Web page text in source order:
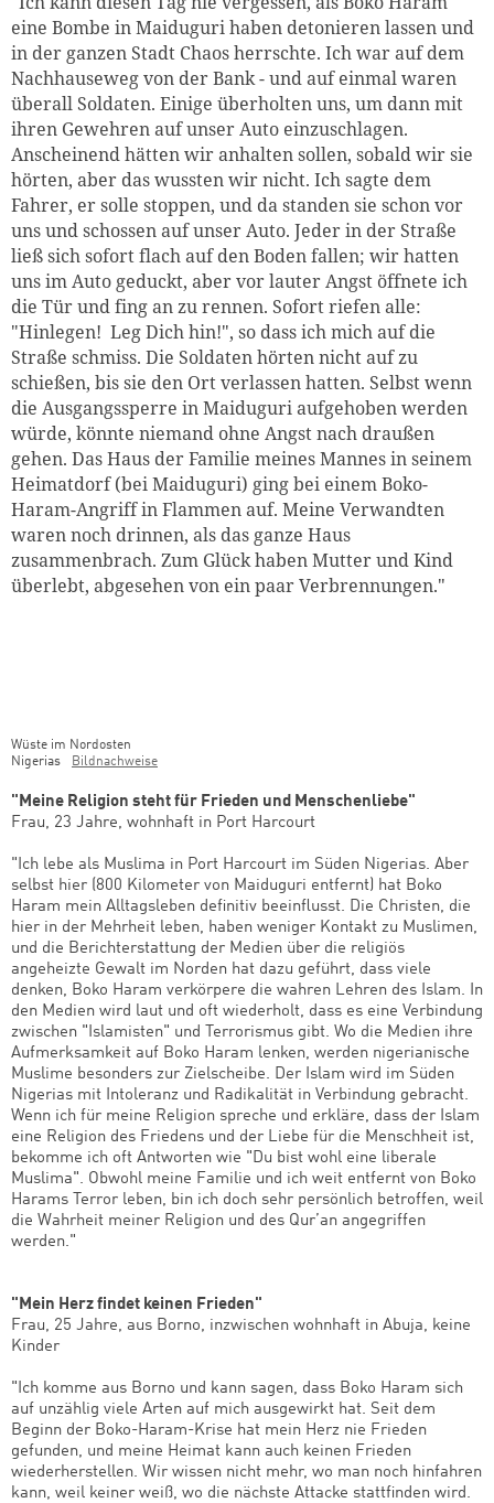
eine Bombe in Maiduguri haben detonieren lassen und
in der ganzen Stadt Chaos herrschte. Ich war auf dem
Nachhauseweg von der Bank - und auf einmal waren
überall Soldaten. Einige überholten uns, um dann mit
ihren Gewehren auf unser Auto einzuschlagen.
Anscheinend hätten wir anhalten sollen, sobald wir sie
hörten, aber das wussten wir nicht. Ich sagte dem
Fahrer, er solle stoppen, und da standen sie schon vor
uns und schossen auf unser Auto. Jeder in der Straße
ließ sich sofort flach auf den Boden fallen; wir hatten
uns im Auto geduckt, aber vor lauter Angst öffnete ich
die Tür und fing an zu rennen. Sofort riefen alle:
"Hinlegen! Leg Dich hin!", so dass ich mich auf die
Straße schmiss. Die Soldaten hörten nicht auf zu
schießen, bis sie den Ort verlassen hatten. Selbst wenn
die Ausgangssperre in Maiduguri aufgehoben werden
würde, könnte niemand ohne Angst nach draußen
gehen. Das Haus der Familie meines Mannes in seinem
Heimatdorf (bei Maiduguri) ging bei einem Boko-
Haram-Angriff in Flammen auf. Meine Verwandten
waren noch drinnen, als das ganze Haus
zusammenbrach. Zum Glück haben Mutter und Kind
überlebt, abgesehen von ein paar Verbrennungen."
Wüste im Nordosten
Nigerias
Bildnachweise
"Meine Religion steht für Frieden und Menschenliebe"
Frau, 23 Jahre, wohnhaft in Port Harcourt
"Ich lebe als Muslima in Port Harcourt im Süden Nigerias. Aber
selbst hier (800 Kilometer von Maiduguri entfernt) hat Boko
Haram mein Alltagsleben definitiv beeinflusst. Die Christen, die
hier in der Mehrheit leben, haben weniger Kontakt zu Muslimen,
und die Berichterstattung der Medien über die religiös
angeheizte Gewalt im Norden hat dazu geführt, dass viele
denken, Boko Haram verkörpere die wahren Lehren des Islam. In
den Medien wird laut und oft wiederholt, dass es eine Verbindung
zwischen "Islamisten" und Terrorismus gibt. Wo die Medien ihre
Aufmerksamkeit auf Boko Haram lenken, werden nigerianische
Muslime besonders zur Zielscheibe. Der Islam wird im Süden
Nigerias mit Intoleranz und Radikalität in Verbindung gebracht.
Wenn ich für meine Religion spreche und erkläre, dass der Islam
eine Religion des Friedens und der Liebe für die Menschheit ist,
bekomme ich oft Antworten wie "Du bist wohl eine liberale
Muslima". Obwohl meine Familie und ich weit entfernt von Boko
Harams Terror leben, bin ich doch sehr persönlich betroffen, weil
die Wahrheit meiner Religion und des Qur’an angegriffen
werden."
"Mein Herz findet keinen Frieden"
Frau, 25 Jahre, aus Borno, inzwischen wohnhaft in Abuja, keine
Kinder
"Ich komme aus Borno und kann sagen, dass Boko Haram sich
auf unzählig viele Arten auf mich ausgewirkt hat. Seit dem
Beginn der Boko-Haram-Krise hat mein Herz nie Frieden
gefunden, und meine Heimat kann auch keinen Frieden
wiederherstellen. Wir wissen nicht mehr, wo man noch hinfahren
kann, weil keiner weiß, wo die nächste Attacke stattfinden wird.